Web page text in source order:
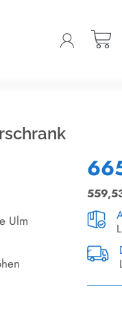
Ulm